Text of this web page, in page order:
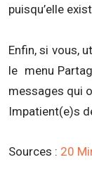
puisqu’elle
Enfin, si vous,
le menu
messages qui
Impatient(e)s
Sources : 20